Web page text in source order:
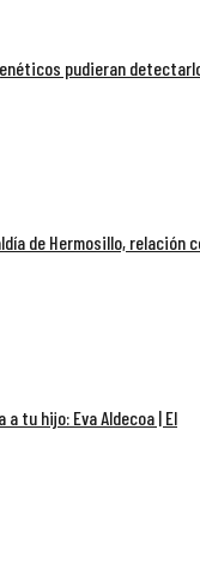
pudieran
de Hermosillo, relación
a tu hijo: Eva Aldecoa | El